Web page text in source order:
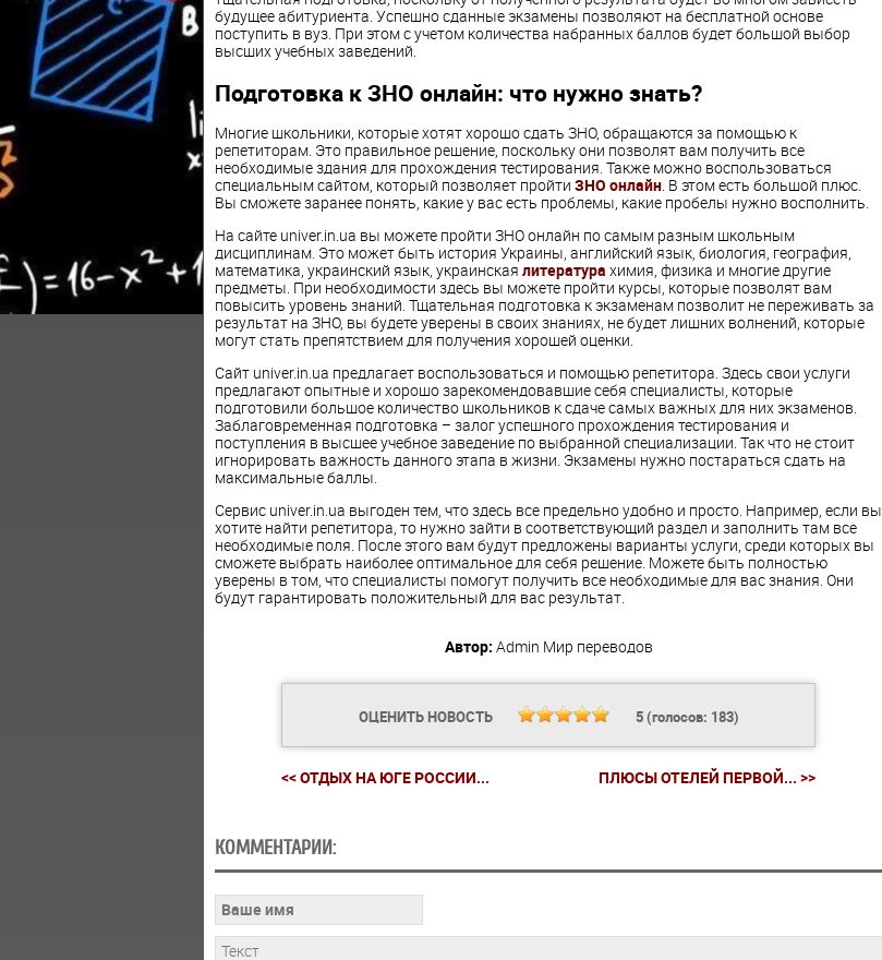
будущее абитуриента. Успешно сданные экзамены позволяют на бесплатной основе
поступить в вуз. При этом с учетом количества набранных баллов будет большой выбор
высших учебных заведений.
Подготовка к ЗНО онлайн: что нужно знать?
Многие школьники, которые хотят хорошо сдать ЗНО, обращаются за помощью к
репетиторам. Это правильное решение, поскольку они позволят вам получить все
необходимые здания для прохождения тестирования. Также можно воспользоваться
специальным сайтом, который позволяет пройти ЗНО онлайн. В этом есть большой плюс.
Вы сможете заранее понять, какие у вас есть проблемы, какие пробелы нужно восполнить.
На сайте univer.in.ua вы можете пройти ЗНО онлайн по самым разным школьным
дисциплинам. Это может быть история Украины, английский язык, биология, география,
математика, украинский язык, украинская литература химия, физика и многие другие
предметы. При необходимости здесь вы можете пройти курсы, которые позволят вам
повысить уровень знаний. Тщательная подготовка к экзаменам позволит не переживать за
результат на ЗНО, вы будете уверены в своих знаниях, не будет лишних волнений, которые
могут стать препятствием для получения хорошей оценки.
Сайт univer.in.ua предлагает воспользоваться и помощью репетитора. Здесь свои услуги
предлагают опытные и хорошо зарекомендовавшие себя специалисты, которые
подготовили большое количество школьников к сдаче самых важных для них экзаменов.
Заблаговременная подготовка – залог успешного прохождения тестирования и
поступления в высшее учебное заведение по выбранной специализации. Так что не стоит
игнорировать важность данного этапа в жизни. Экзамены нужно постараться сдать на
максимальные баллы.
Сервис univer.in.ua выгоден тем, что здесь все предельно удобно и просто. Например, если вы
хотите найти репетитора, то нужно зайти в соответствующий раздел и заполнить там все
необходимые поля. После этого вам будут предложены варианты услуги, среди которых вы
сможете выбрать наиболее оптимальное для себя решение. Можете быть полностью
уверены в том, что специалисты помогут получить все необходимые для вас знания. Они
будут гарантировать положительный для вас результат.
Автор: Admin Мир переводов
ОЦЕНИТЬ НОВОСТЬ 5(голосов: 183)
<< ОТДЫХ НА ЮГЕ РОССИИ... ПЛЮСЫ ОТЕЛЕЙ ПЕРВОЙ... >>
КОММЕНТАРИИ: